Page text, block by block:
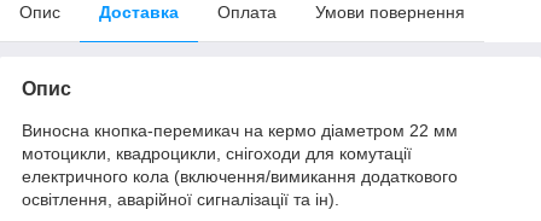
Опис Доставка Оплата Умови повернення
Опис
Виносна кнопка-перемикач на кермо діаметром 22 мм
мотоцикли, квадроцикли, снігоходи для комутації
електричного кола (включення/вимикання додаткового
освітлення, аварійної сигналізації та ін).